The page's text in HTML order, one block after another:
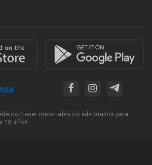
contener materiales no adecuados para
18 años.